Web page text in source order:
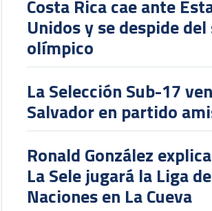
Costa Rica cae ante
Unidos y se despide del
olímpico
La Selección Sub-17
Salvador en partido
Ronald González
La Sele jugará la Liga de
Naciones en La Cueva